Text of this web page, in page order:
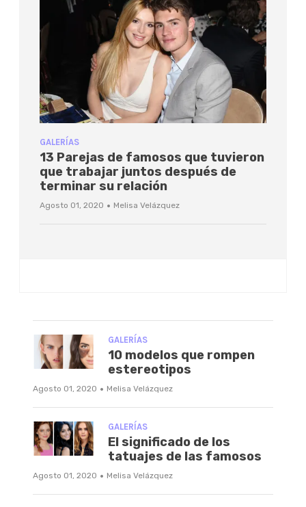
GALERÍAS
13 Parejas de famosos que tuvieron
que trabajar juntos después de
terminar su relación
Agosto 01, 2020 · Melisa Velázquez
GALERÍAS
10 modelos que rompen
estereotipos
Agosto 01, 2020 · Melisa Velázquez
GALERÍAS
El significado de los
tatuajes de las famosos
Agosto 01, 2020 · Melisa Velázquez